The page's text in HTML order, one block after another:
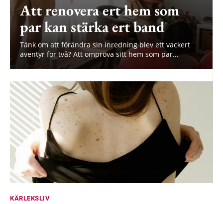
Att renovera ert hem som
par kan stärka ert band
Tänk om att förändra sin inredning blev ett vackert
äventyr för två? Att ompröva sitt hem som par...
KÄRLEKSLIV